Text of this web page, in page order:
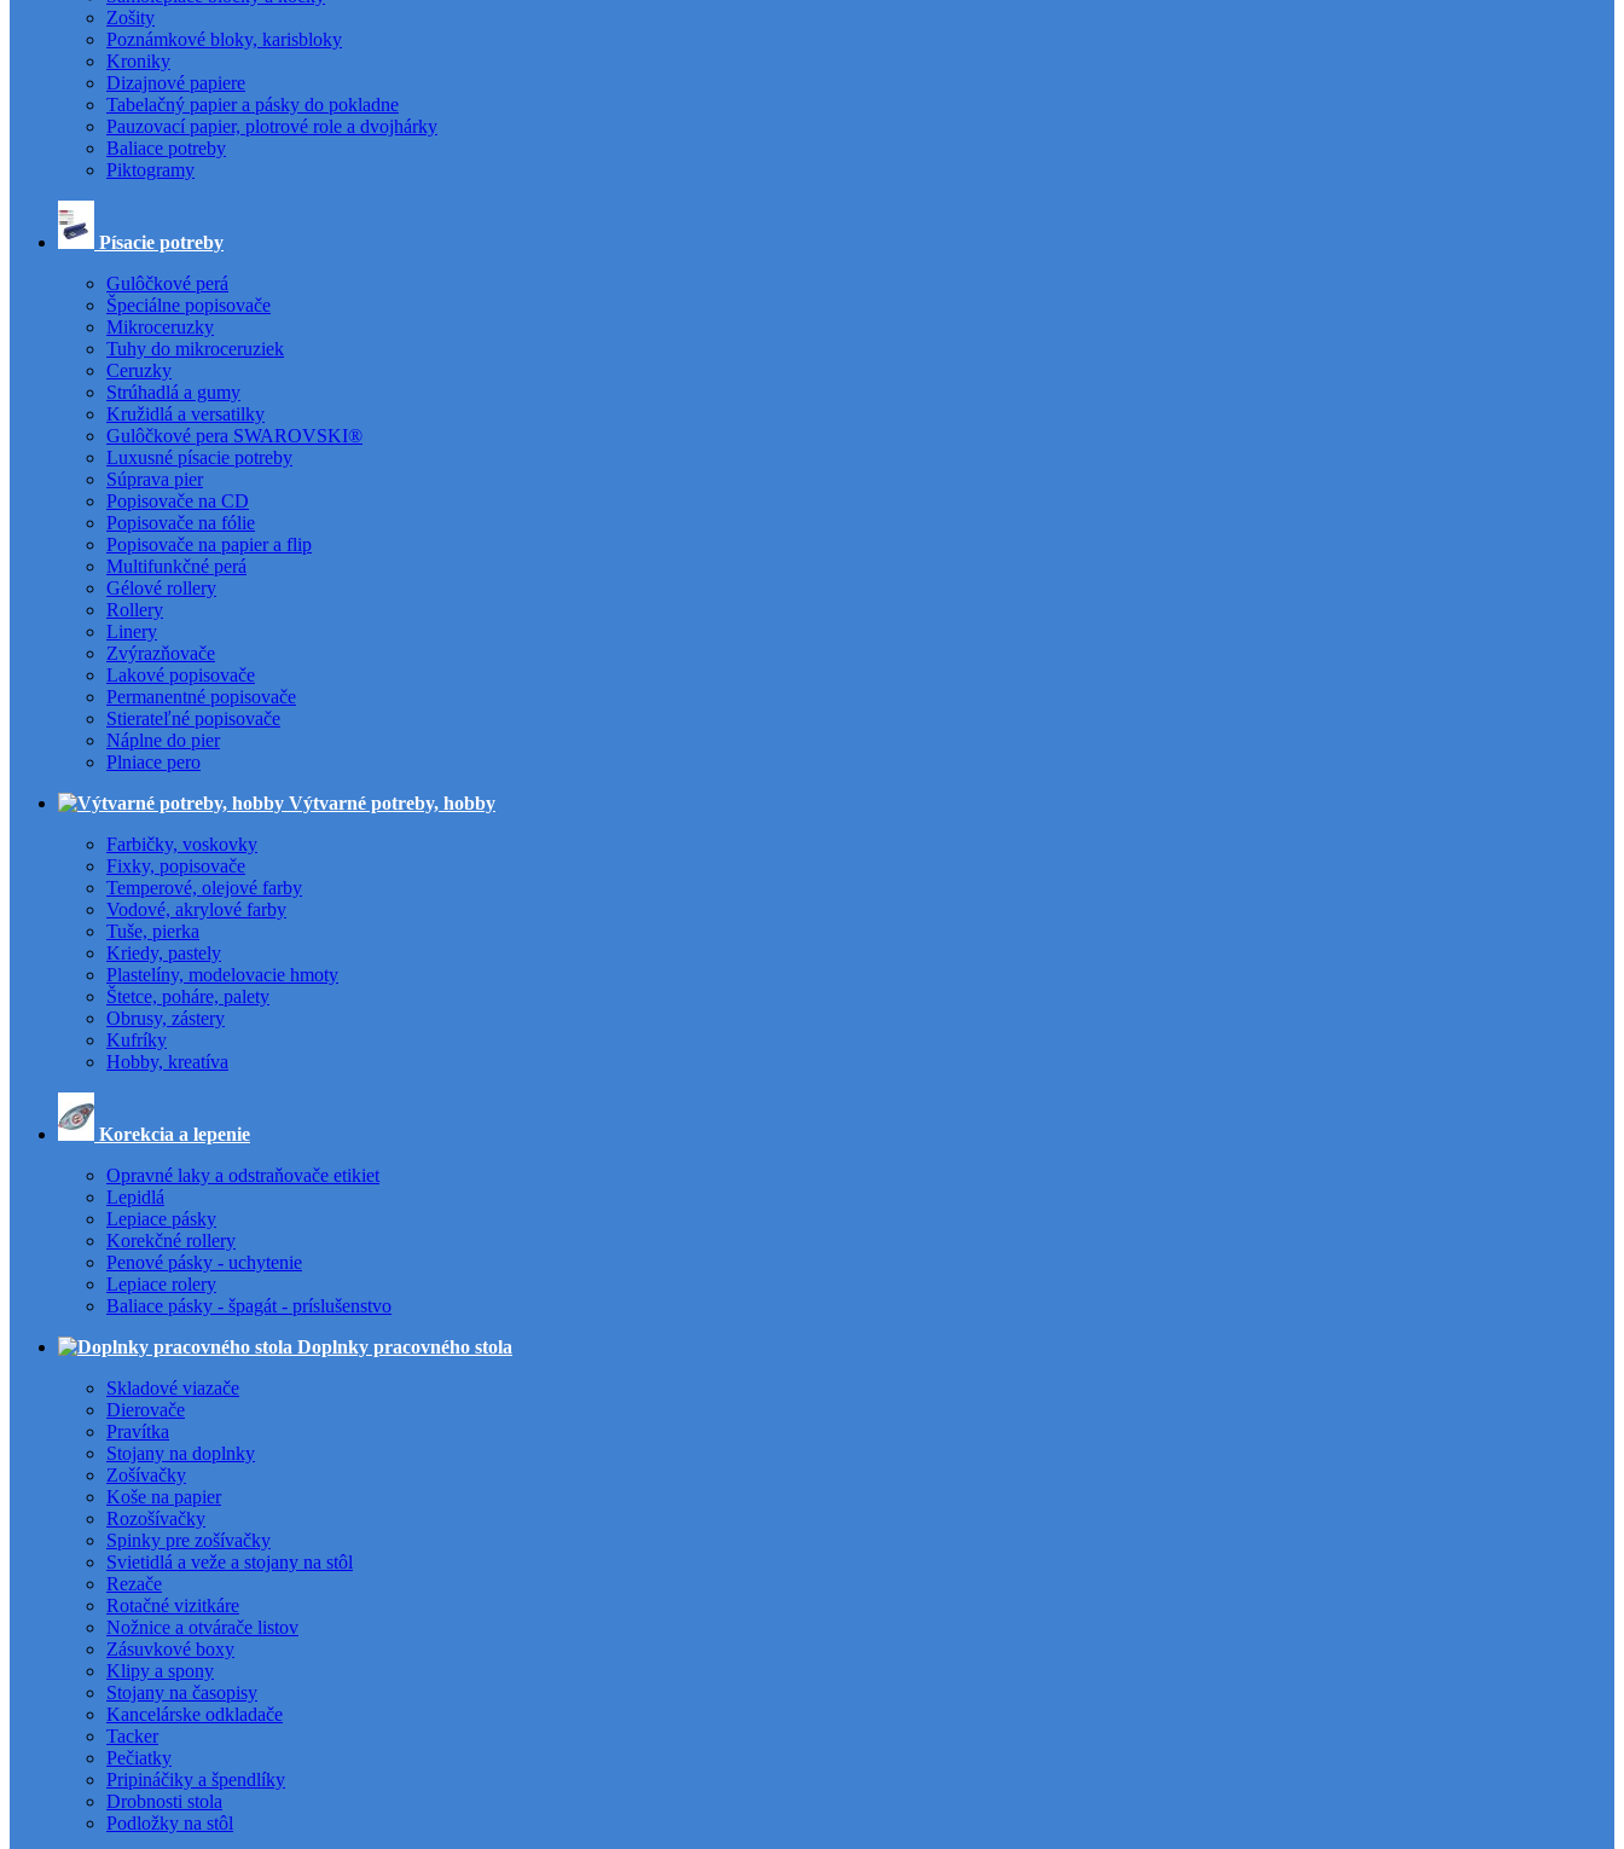
Zošity
Poznámkové bloky, karisbloky
Kroniky
Dizajnové papiere
Tabelačný papier a pásky do pokladne
Pauzovací papier, plotrové role a dvojhárky
Baliace potreby
Piktogramy
Písacie potreby
Gulôčkové perá
Špeciálne popisovače
Mikroceruzky
Tuhy do mikroceruziek
Ceruzky
Strúhadlá a gumy
Kružidlá a versatilky
Gulôčkové pera SWAROVSKI®
Luxusné písacie potreby
Súprava pier
Popisovače na CD
Popisovače na fólie
Popisovače na papier a flip
Multifunkčné perá
Gélové rollery
Rollery
Linery
Zvýrazňovače
Lakové popisovače
Permanentné popisovače
Stierateľné popisovače
Náplne do pier
Plniace pero
Výtvarné potreby, hobby
Farbičky, voskovky
Fixky, popisovače
Temperové, olejové farby
Vodové, akrylové farby
Tuše, pierka
Kriedy, pastely
Plastelíny, modelovacie hmoty
Štetce, poháre, palety
Obrusy, zástery
Kufríky
Hobby, kreatíva
Korekcia a lepenie
Opravné laky a odstraňovače etikiet
Lepidlá
Lepiace pásky
Korekčné rollery
Penové pásky - uchytenie
Lepiace rolery
Baliace pásky - špagát - príslušenstvo
Doplnky pracovného stola
Skladové viazače
Dierovače
Pravítka
Stojany na doplnky
Zošívačky
Koše na papier
Rozošívačky
Spinky pre zošívačky
Svietidlá a veže a stojany na stôl
Rezače
Rotačné vizitkáre
Nožnice a otvárače listov
Zásuvkové boxy
Klipy a spony
Stojany na časopisy
Kancelárske odkladače
Tacker
Pečiatky
Pripináčiky a špendlíky
Drobnosti stola
Podložky na stôl